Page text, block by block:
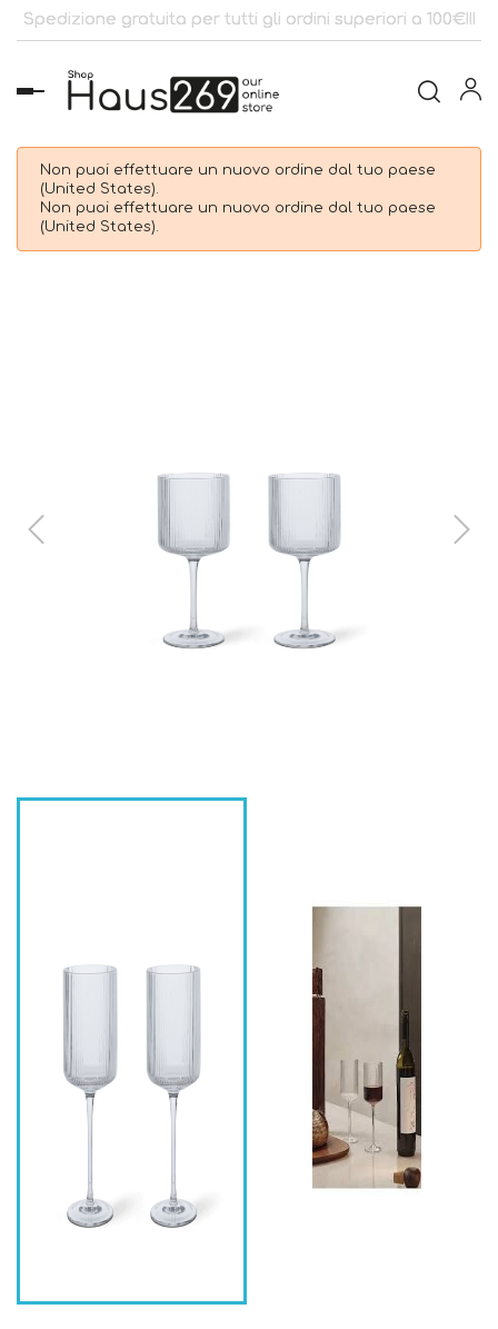
Spedizione gratuita per tutti gli ordini superiori a 100€!!!
navigazione
Non puoi effettuare un nuovo ordine dal tuo paese
(United States).
Non puoi effettuare un nuovo ordine dal tuo paese
(United States).